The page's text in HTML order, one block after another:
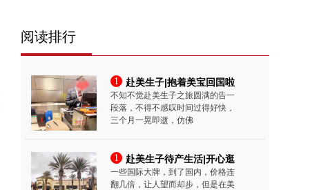
阅读排行
1 赴美生子|抱着美宝回国啦
不知不觉赴美生子之旅圆满的告一
段落，不得不感叹时间过得好快，
三个月一晃即逝，仿佛
1 赴美生子待产生活|开心逛
一些国际大牌，到了国内，价格连
翻几倍，让人望而却步，但是在美